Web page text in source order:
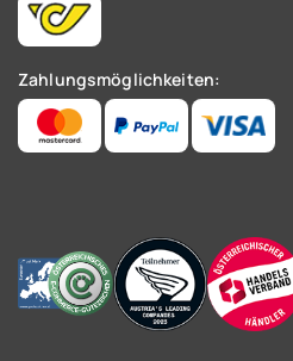
Zahlungsmöglichkeiten: